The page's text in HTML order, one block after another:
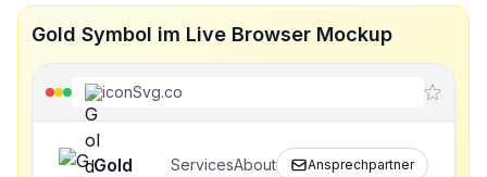
Gold Symbol im Live Browser Mockup
iconSvg.co
Gold ServicesAbout Ansprechpartner